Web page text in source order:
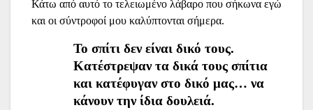
Κάτω από αυτό το τελειωμένο λάβαρο που σήκωνα εγώ
και οι σύντροφοί μου καλύπτονται σήμερα.
Το σπίτι δεν είναι δικό τους.
Κατέστρεψαν τα δικά τους σπίτια
και κατέφυγαν στο δικό μας… να
κάνουν την ίδια δουλειά.